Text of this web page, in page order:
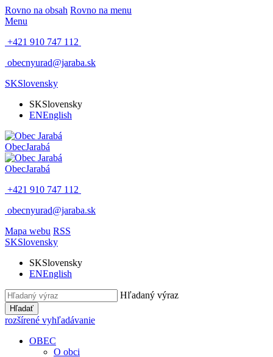
Rovno na obsah Rovno na menu
Menu
+421 910 747 112
obecnyurad@jaraba.sk
SKSlovensky
SKSlovensky
ENEnglish
ObecJarabá
ObecJarabá
+421 910 747 112
obecnyurad@jaraba.sk
Mapa webu RSS
SKSlovensky
SKSlovensky
ENEnglish
Hľadaný výraz
Hľadať
rozšírené vyhľadávanie
OBEC
O obci